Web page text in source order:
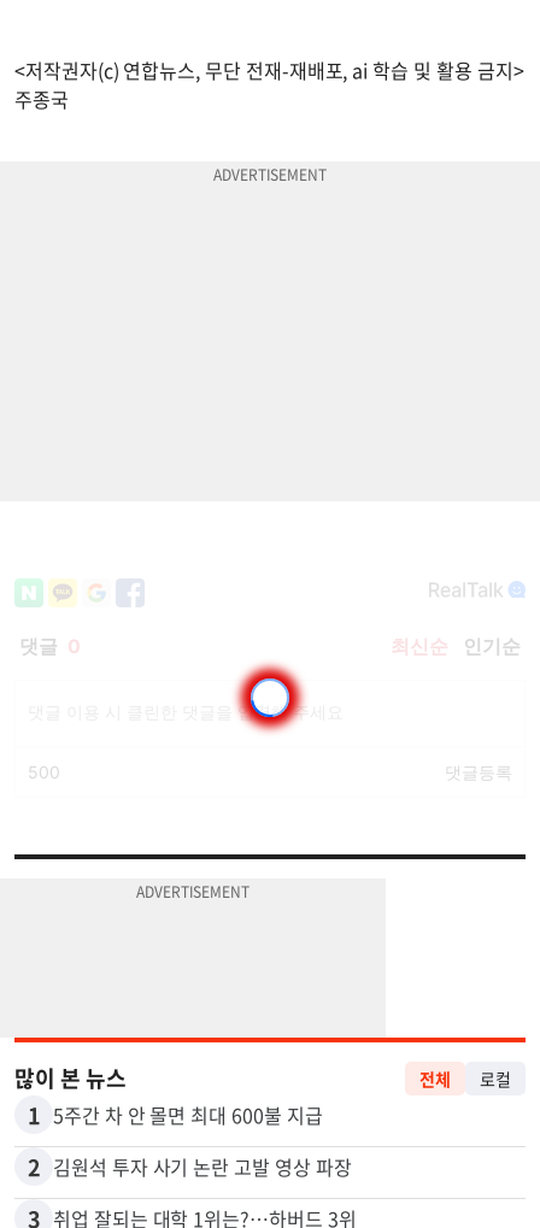
<저작권자(c) 연합뉴스, 무단 전재-재배포, ai 학습 및 활용 금지>
주종국
1 5주간 차 안 몰면 최대 600불 지급